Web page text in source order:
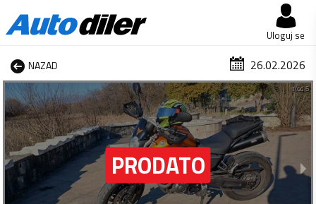
Uloguj se
NAZAD 26.02.2026
1 od 5